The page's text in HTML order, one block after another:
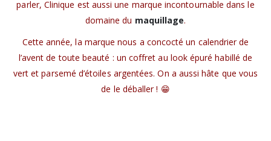
parler, Clinique est aussi une marque incontournable dans le
domaine du maquillage.
Cette année, la marque nous a concocté un calendrier de
l’avent de toute beauté : un coffret au look épuré habillé de
vert et parsemé d’étoiles argentées. On a aussi hâte que vous
de le déballer ! 😁